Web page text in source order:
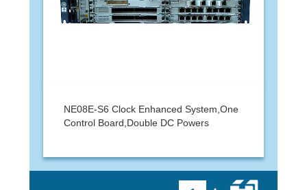
NE08E-S6 Clock Enhanced System,One
Control Board,Double DC Powers